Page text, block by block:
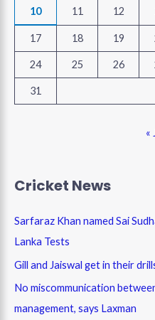
10 11 12
17 18 19
24 25 26
31
«
Cricket News
Sarfaraz Khan named Sai
Lanka Tests
Gill and Jaiswal get in their
No miscommunication
management, says Laxman